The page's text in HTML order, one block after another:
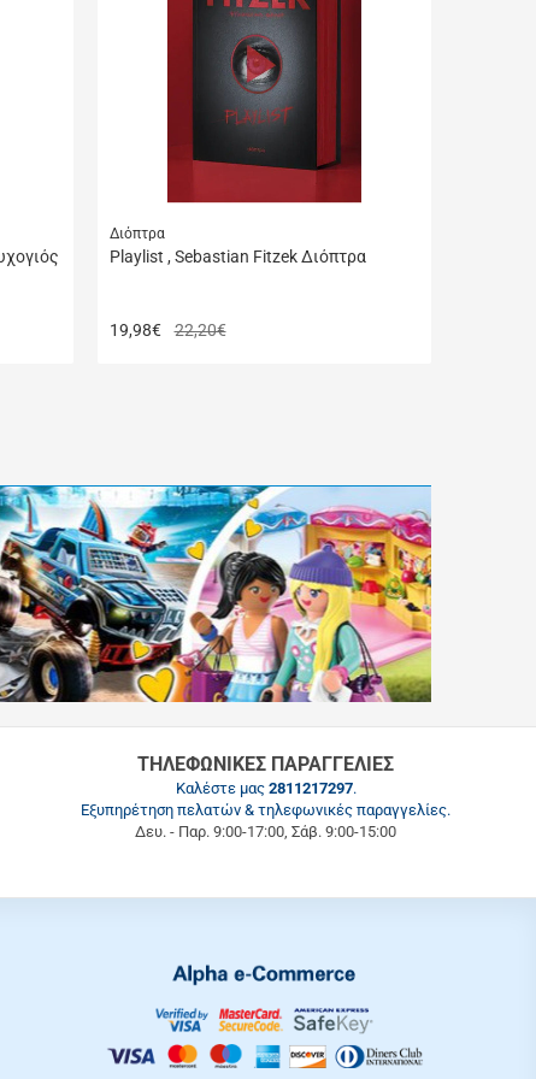
Διόπτρα
Playlist , Sebastian Fitzek Διόπτρα
19,98€ 22,20€
ΤΗΛΕΦΩΝΙΚΕΣ ΠΑΡΑΓΓΕΛΙΕΣ
Καλέστε μας 2811217297.
Εξυπηρέτηση πελατών & τηλεφωνικές παραγγελίες.
Δευ. - Παρ. 9:00-17:00, Σάβ. 9:00-15:00